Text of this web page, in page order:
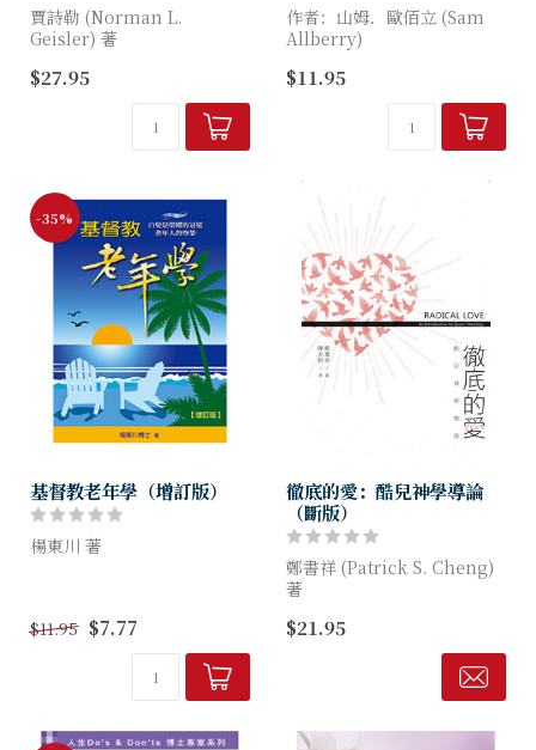
賈詩勒 (Norman L.
Geisler) 著
作者是福音派著名學者。本書
第一部分簡述六大倫理學派的
觀點，對每派觀點作詳細、中
肯及邏輯性的分析，指出其...
$27.95
作者：山姆．歐佰立 (Sam
Allberry)
基督徒、教會和聖經與當代社
會對同性戀的態度好像是格格
不入。聖經禁止同性婚姻嗎？
我們又怎能反對相愛的人，
$11.95
-35%
基督教老年學（增訂版）
楊東川 著
如何？身為基督徒如何關顧老
本書將作拋磚引玉的探討。盼
能作為對老年人的獻禮；也盼
$11.95 $7.77
徹底的愛：酷兒神學導論
（斷版）
鄭書祥 (Patrick S. Cheng)
著
英文版的《徹底的愛- 酷兒神
學導論》Radical Love: An
$21.95